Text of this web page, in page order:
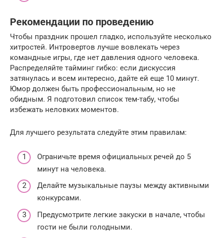
Рекомендации по проведению
Чтобы праздник прошел гладко, используйте несколько
хитростей. Интровертов лучше вовлекать через
командные игры, где нет давления одного человека.
Распределяйте тайминг гибко: если дискуссия
затянулась и всем интересно, дайте ей еще 10 минут.
Юмор должен быть профессиональным, но не
обидным. Я подготовил список тем-табу, чтобы
избежать неловких моментов.
Для лучшего результата следуйте этим правилам:
Ограничьте время официальных речей до 5
минут на человека.
Делайте музыкальные паузы между активными
конкурсами.
Предусмотрите легкие закуски в начале, чтобы
гости не были голодными.